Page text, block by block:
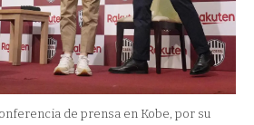
de prensa en Kobe, por su